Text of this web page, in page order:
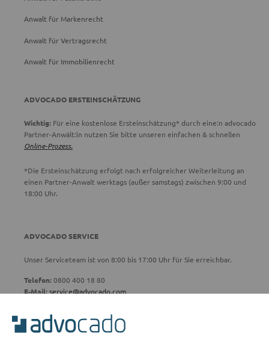
Anwalt für Markenrecht
Anwalt für Vertragsrecht
Anwalt für Immobilienrecht
ADVOCADO ERSTEINSCHÄTZUNG
Wichtig: Für eine kostenlose Ersteinschätzung* durch eine:n advocado
Partner-Anwält:in nutzen Sie bitte unseren einfachen & schnellen
Online-Prozess.
*Die Ersteinschätzung erfolgt nach erfolgreicher Weiterleitung an
einen Partner-Anwalt werktags (außer samstags) zwischen 9:00 und
18:00 Uhr.
ADVOCADO SERVICE
Unser Serviceteam ist von 8:00 bis 17:00 Uhr für Sie erreichbar.
Telefon:0800 400 18 80
E-Mail:service@advocado.com